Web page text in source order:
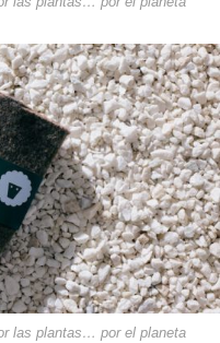
las plantas… por el planeta